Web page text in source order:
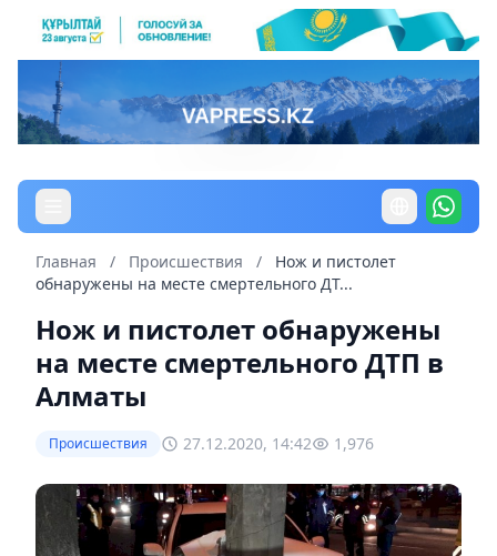
Главная / Происшествия /
Нож и пистолет
обнаружены на месте смертельного ДТ...
Нож и пистолет обнаружены
на месте смертельного ДТП в
Алматы
Происшествия 27.12.2020, 14:42 1,976